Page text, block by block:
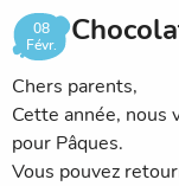
08
Févr.
Chers parents,
Cette année, nous
pour Pâques.
Vous pouvez